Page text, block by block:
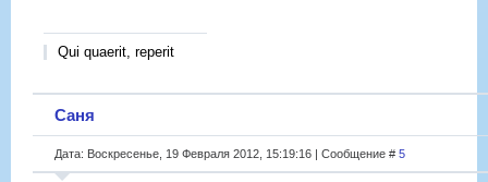
Qui quaerit, reperit
Саня
Дата: Воскресенье, 19 Февраля 2012, 15:19:16 | Сообщение # 5